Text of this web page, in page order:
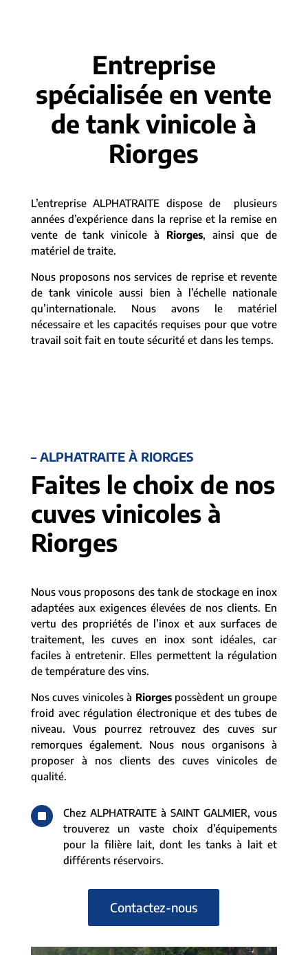
Entreprise
spécialisée en vente
de tank vinicole à
Riorges
L’entreprise ALPHATRAITE dispose de plusieurs
années d’expérience dans la reprise et la remise en
vente de tank vinicole à Riorges, ainsi que de
matériel de traite.
Nous proposons nos services de reprise et revente
de tank vinicole aussi bien à l’échelle nationale
qu’internationale. Nous avons le matériel
nécessaire et les capacités requises pour que votre
travail soit fait en toute sécurité et dans les temps.
– ALPHATRAITE À RIORGES
Faites le choix de nos
cuves vinicoles à
Riorges
Nous vous proposons des tank de stockage en inox
adaptées aux exigences élevées de nos clients. En
vertu des propriétés de l’inox et aux surfaces de
traitement, les cuves en inox sont idéales, car
faciles à entretenir. Elles permettent la régulation
de température des vins.
Nos cuves vinicoles à Riorgespossèdent un groupe
froid avec régulation électronique et des tubes de
niveau. Vous pourrez retrouvez des cuves sur
remorques également. Nous nous organisons à
proposer à nos clients des cuves vinicoles de
qualité.
^
Chez ALPHATRAITE à SAINT GALMIER, vous
trouverez un vaste choix d’équipements
pour la filière lait, dont les tanks à lait et
différents réservoirs.
Contactez-nous